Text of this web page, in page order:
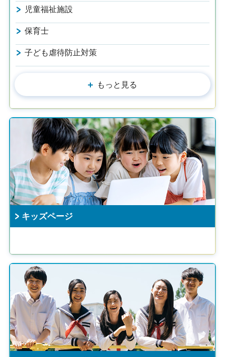
児童福祉施設
保育士
子ども虐待防止対策
もっと見る
キッズページ